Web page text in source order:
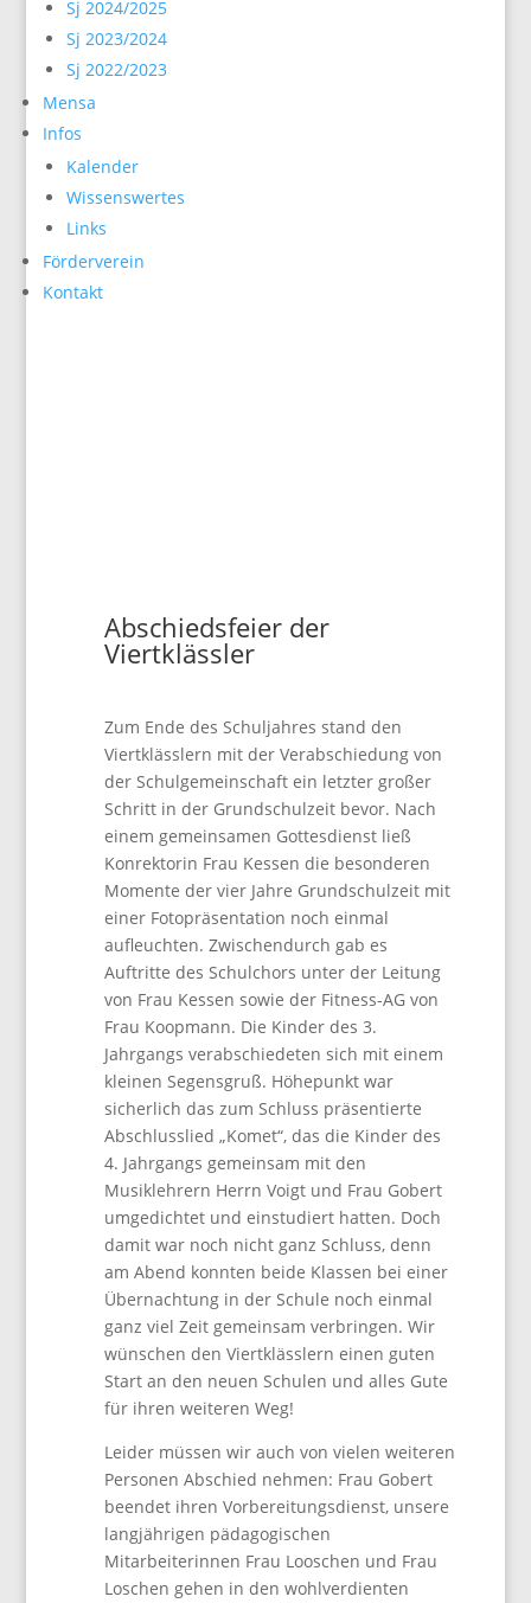
Sj 2024/2025
Sj 2023/2024
Sj 2022/2023
Mensa
Infos
Kalender
Wissenswertes
Links
Förderverein
Kontakt
Abschiedsfeier der
Viertklässler
Zum Ende des Schuljahres stand den
Viertklässlern mit der Verabschiedung von
der Schulgemeinschaft ein letzter großer
Schritt in der Grundschulzeit bevor. Nach
einem gemeinsamen Gottesdienst ließ
Konrektorin Frau Kessen die besonderen
Momente der vier Jahre Grundschulzeit mit
einer Fotopräsentation noch einmal
aufleuchten. Zwischendurch gab es
Auftritte des Schulchors unter der Leitung
von Frau Kessen sowie der Fitness-AG von
Frau Koopmann. Die Kinder des 3.
Jahrgangs verabschiedeten sich mit einem
kleinen Segensgruß. Höhepunkt war
sicherlich das zum Schluss präsentierte
Abschlusslied „Komet“, das die Kinder des
4. Jahrgangs gemeinsam mit den
Musiklehrern Herrn Voigt und Frau Gobert
umgedichtet und einstudiert hatten. Doch
damit war noch nicht ganz Schluss, denn
am Abend konnten beide Klassen bei einer
Übernachtung in der Schule noch einmal
ganz viel Zeit gemeinsam verbringen. Wir
wünschen den Viertklässlern einen guten
Start an den neuen Schulen und alles Gute
für ihren weiteren Weg!
Leider müssen wir auch von vielen weiteren
Personen Abschied nehmen: Frau Gobert
beendet ihren Vorbereitungsdienst, unsere
langjährigen pädagogischen
Mitarbeiterinnen Frau Looschen und Frau
Loschen gehen in den wohlverdienten